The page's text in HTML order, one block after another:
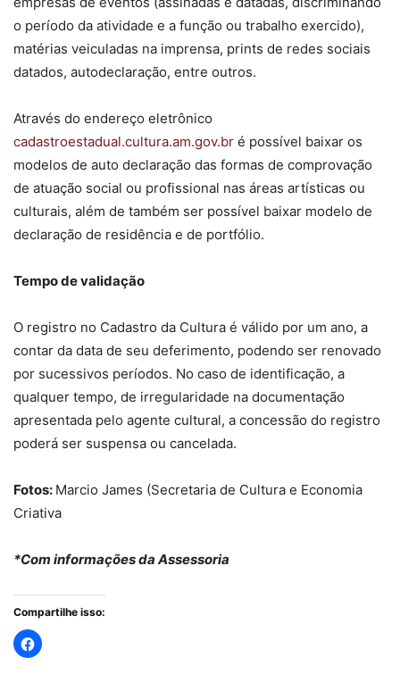
o período da atividade e a função ou trabalho exercido),
matérias veiculadas na imprensa, prints de redes sociais
datados, autodeclaração, entre outros.
Através do endereço eletrônico
cadastroestadual.cultura.am.gov.br é possível baixar os
modelos de auto declaração das formas de comprovação
de atuação social ou profissional nas áreas artísticas ou
culturais, além de também ser possível baixar modelo de
declaração de residência e de portfólio.
Tempo de validação
O registro no Cadastro da Cultura é válido por um ano, a
contar da data de seu deferimento, podendo ser renovado
por sucessivos períodos. No caso de identificação, a
qualquer tempo, de irregularidade na documentação
apresentada pelo agente cultural, a concessão do registro
poderá ser suspensa ou cancelada.
Fotos: Marcio James (Secretaria de Cultura e Economia
Criativa
*Com informações da Assessoria
Compartilhe isso: